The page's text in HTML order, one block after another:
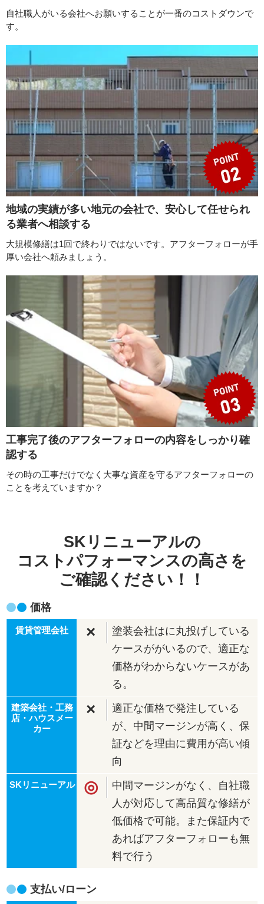
自社職人がいる会社へお願いすることが一番のコストダウンで
す。
地域の実績が多い地元の会社で、安心して任せられ
る業者へ相談する
大規模修繕は1回で終わりではないです。アフターフォローが手
厚い会社へ頼みましょう。
工事完了後のアフターフォローの内容をしっかり確
認する
その時の工事だけでなく大事な資産を守るアフターフォローの
ことを考えていますか？
SKリニューアルの
コストパフォーマンスの高さを
ご確認ください！！
価格
×
塗装会社はに丸投げしている
ケースががいるので、適正な
価格がわからないケースがあ
る。
×
適正な価格で発注している
が、中間マージンが高く、保
証などを理由に費用が高い傾
向
◎
中間マージンがなく、自社職
人が対応して高品質な修繕が
低価格で可能。また保証内で
あればアフターフォローも無
料で行う
支払い/ローン